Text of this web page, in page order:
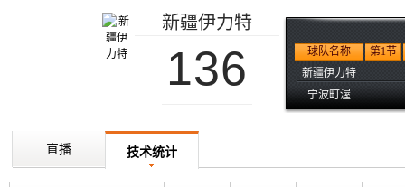
新疆伊力特
136 球队名称
第1节
新疆伊力特
宁波町渥
直播 技术统计